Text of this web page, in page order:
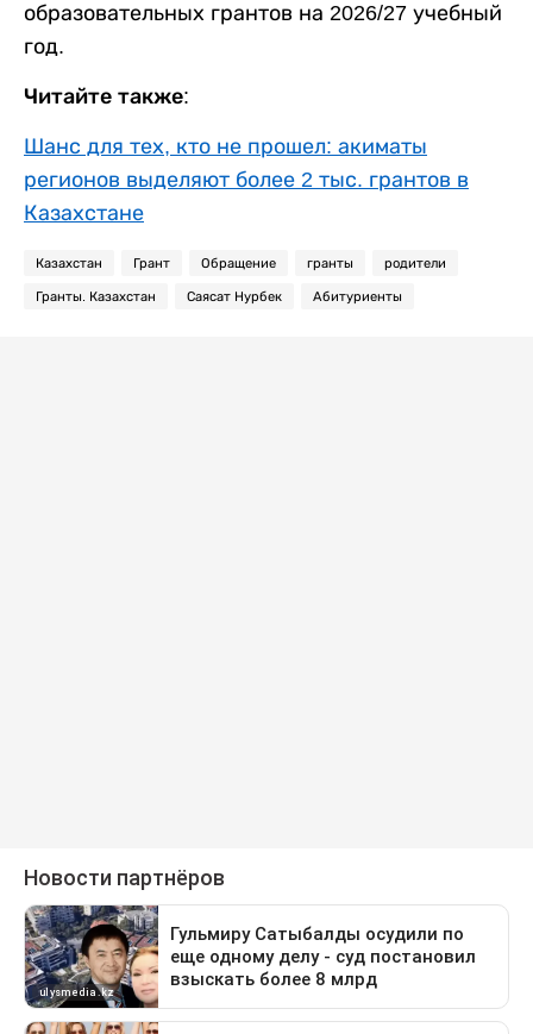
образовательных грантов на 2026/27 учебный
год.
Читайте также:
Шанс для тех, кто не прошел: акиматы
регионов выделяют более 2 тыс. грантов в
Казахстане
Казахстан Грант Обращение гранты родители
Гранты. Казахстан Саясат Нурбек Абитуриенты